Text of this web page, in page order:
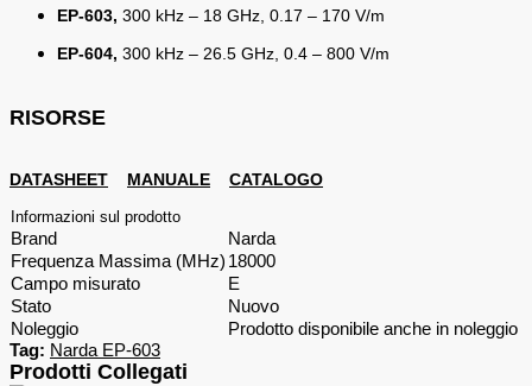
EP-603, 300 kHz – 18 GHz, 0.17 – 170 V/m
EP-604, 300 kHz – 26.5 GHz, 0.4 – 800 V/m
RISORSE
DATASHEET MANUALE CATALOGO
Informazioni sul prodotto
Brand
Narda
Frequenza Massima (MHz) 18000
Campo misurato
E
Stato
Nuovo
Noleggio
Prodotto disponibile anche in noleggio
Tag: Narda EP-603
Prodotti Collegati